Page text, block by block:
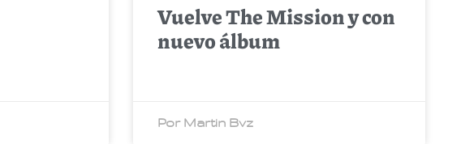
Vuelve The Mission y con
nuevo álbum
Por Martin Bvz